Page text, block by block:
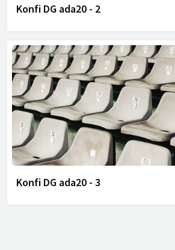
Konfi DG ada20 - 2
Konfi DG ada20 - 3